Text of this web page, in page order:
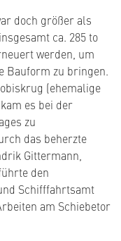
doch größer als
ca. 285 to
werden, um
Bauform zu bringen.
(ehemalige
es bei der
zu
das beherzte
Gittermann,
den
Schifffahrtsamt
am Schiebetor